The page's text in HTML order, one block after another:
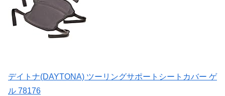
デイトナ(DAYTONA) ツーリングサポートシートカバー ゲ
ル 78176